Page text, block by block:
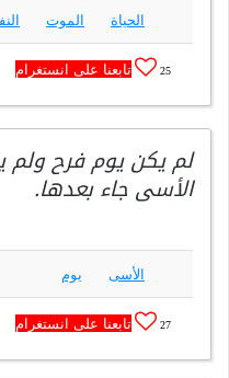
الحياة الموت
25 تابعنا على انستغرام
لم يكن يوم فرح
الأسى جاء بعدها.
الأسى يوم
27 تابعنا على انستغرام